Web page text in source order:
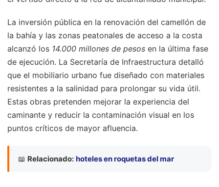
La inversión pública en la renovación del camellón de
la bahía y las zonas peatonales de acceso a la costa
alcanzó los 14.000 millones de pesos en la última fase
de ejecución. La Secretaría de Infraestructura detalló
que el mobiliario urbano fue diseñado con materiales
resistentes a la salinidad para prolongar su vida útil.
Estas obras pretenden mejorar la experiencia del
caminante y reducir la contaminación visual en los
puntos críticos de mayor afluencia.
📖 Relacionado: hoteles en roquetas del mar